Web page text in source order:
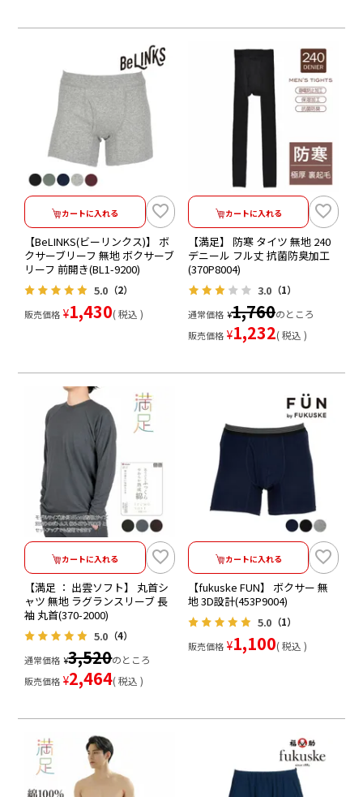
カートに入れる
【BeLINKS(ビーリンクス)】 ボ
クサーブリーフ 無地 ボクサーブ
リーフ 前開き(BL1-9200)
5.0 （2）
販売価格 ¥1,430 税込
カートに入れる
【満足】 防寒 タイツ 無地 240
デニール フル丈 抗菌防臭加工
(370P8004)
3.0 （1）
通常価格 ¥1,760のところ
販売価格 ¥1,232 税込
カートに入れる
【満足 ： 出雲ソフト】 丸首シ
ャツ 無地 ラグランスリーブ 長
袖 丸首(370-2000)
5.0 （4）
通常価格 ¥3,520のところ
販売価格 ¥2,464 税込
カートに入れる
【fukuske FUN】 ボクサー 無
地 3D設計(453P9004)
5.0 （1）
販売価格 ¥1,100 税込